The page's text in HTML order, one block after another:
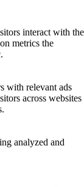
interact with the
metrics the
with relevant ads
across websites
analyzed and